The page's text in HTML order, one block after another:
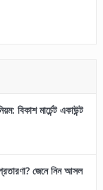
বিকাশ মার্চেন্ট একাউন্ট
জেনে নিন আসল